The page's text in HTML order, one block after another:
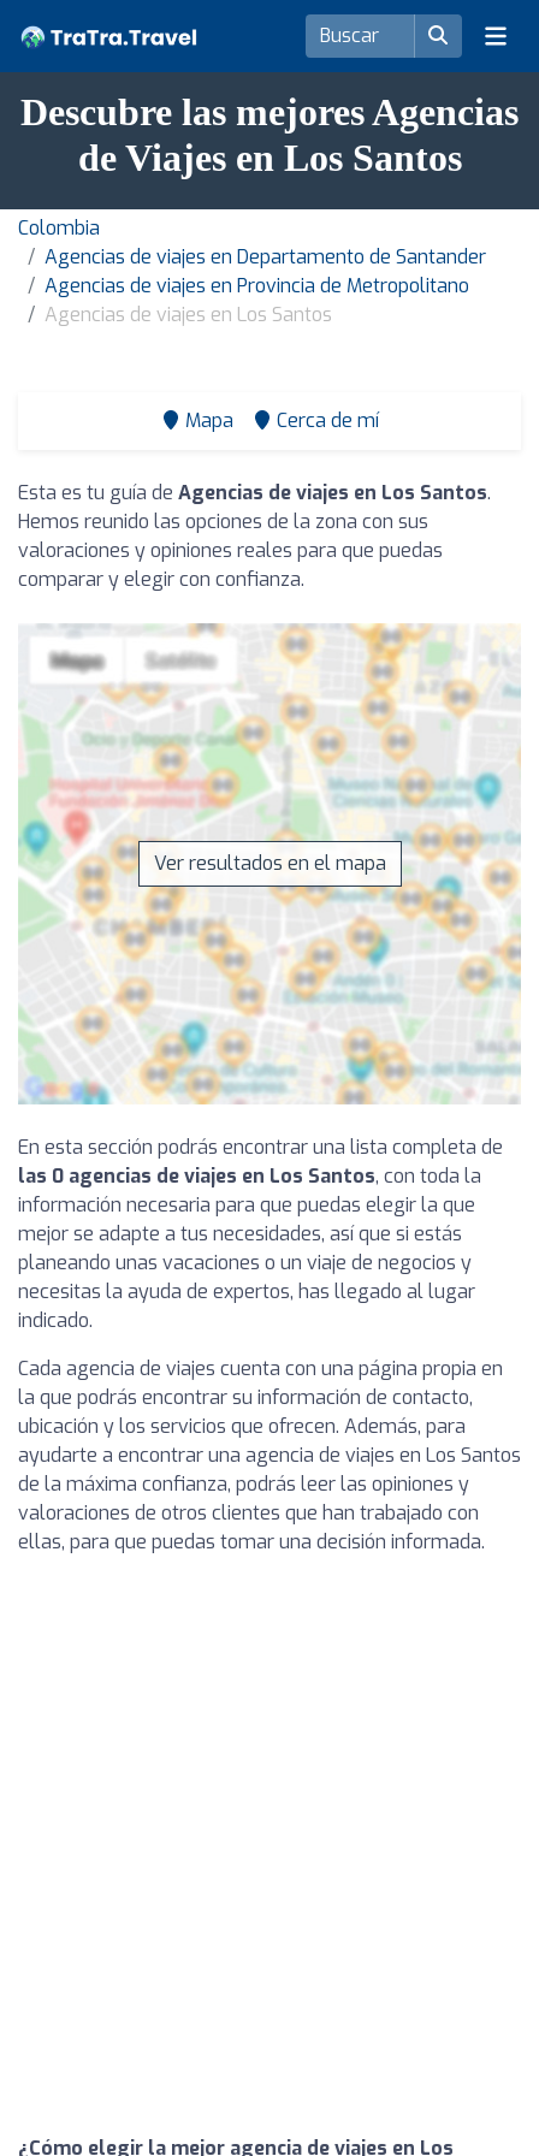
Descubre las mejores Agencias
de Viajes en Los Santos
Colombia
Agencias de viajes en Departamento de Santander
Agencias de viajes en Provincia de Metropolitano
Agencias de viajes en Los Santos
Mapa Cerca de mí
Esta es tu guía de Agencias de viajes en Los Santos.
Hemos reunido las opciones de la zona con sus
valoraciones y opiniones reales para que puedas
comparar y elegir con confianza.
Ver resultados en el mapa
En esta sección podrás encontrar una lista completa de
las 0 agencias de viajes en Los Santos, con toda la
información necesaria para que puedas elegir la que
mejor se adapte a tus necesidades, así que si estás
planeando unas vacaciones o un viaje de negocios y
necesitas la ayuda de expertos, has llegado al lugar
indicado.
Cada agencia de viajes cuenta con una página propia en
la que podrás encontrar su información de contacto,
ubicación y los servicios que ofrecen. Además, para
ayudarte a encontrar una agencia de viajes en Los Santos
de la máxima confianza, podrás leer las opiniones y
valoraciones de otros clientes que han trabajado con
ellas, para que puedas tomar una decisión informada.
¿Cómo elegir la mejor agencia de viajes en Los